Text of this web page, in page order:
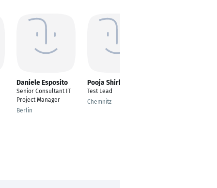
Daniele Esposito
Senior Consultant IT
Project Manager
Berlin
Pooja Shirke
Test Lead
Chemnitz